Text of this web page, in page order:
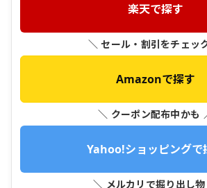
楽天で探す
＼ セール・割引をチェッ
Amazonで探す
＼ クーポン配布中かも
Yahoo!ショッピングで
＼ メルカリで掘り出し